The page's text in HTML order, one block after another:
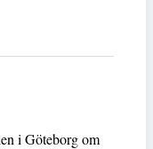
i Göteborg om